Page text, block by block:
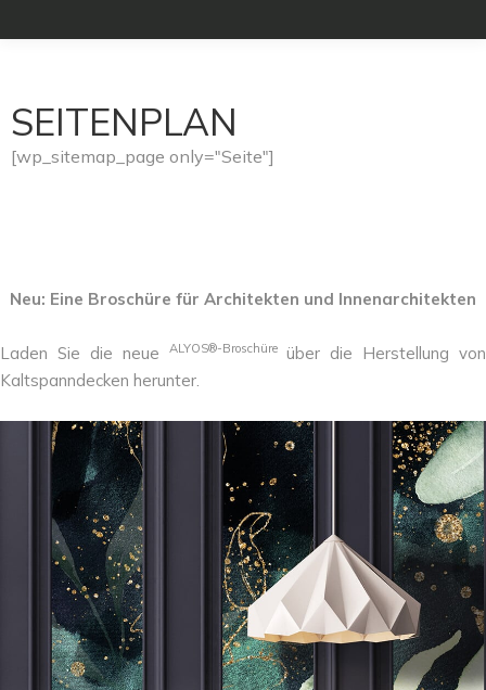
SEITENPLAN
[wp_sitemap_page only="Seite"]
Neu: Eine Broschüre für Architekten und Innenarchitekten
Laden Sie die neue ALYOS®-Broschüreüber die Herstellung von
Kaltspanndecken herunter.